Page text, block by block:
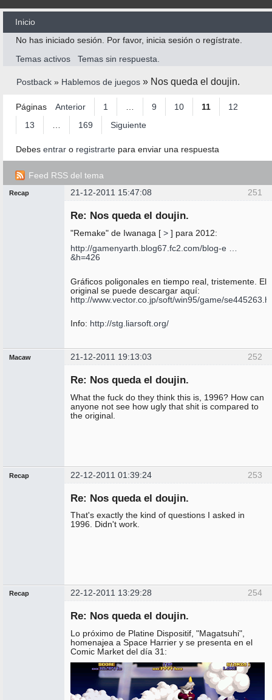
Inicio
No has iniciado sesión.
Por favor, inicia sesión o regístrate.
Temas activos
Temas sin respuesta.
Postback » Hablemos de juegos » Nos queda el doujin.
Páginas Anterior 1 9 10 11
12
13
169 Siguiente
Debes entrar o registrarte para enviar una respuesta
Feed RSS del tema
251
Recap 21-12-2011 15:47:08
Re: Nos queda el doujin.
"Remake" de Iwanaga [ > ] para 2012:
http://gamenyarth.blog67.fc2.com/blog-e …
&h=426
Gráficos poligonales en tiempo real, tristemente. El
original se puede descargar aquí:
http://www.vector.co.jp/soft/win95/game/
Info: http://stg.liarsoft.org/
252
Macaw 21-12-2011 19:13:03
Re: Nos queda el doujin.
What the fuck do they think this is, 1996? How can
anyone not see how ugly that shit is compared to
the original.
253
Recap 22-12-2011 01:39:24
Re: Nos queda el doujin.
That's exactly the kind of questions I asked in
1996. Didn't work.
254
Recap 22-12-2011 13:29:28
Re: Nos queda el doujin.
Lo próximo de Platine Dispositif, "Magatsuhi",
homenajea a Space Harrier y se presenta en el
Comic Market del día 31: